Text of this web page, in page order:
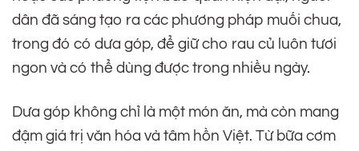
dân đã sáng tạo ra các phương pháp muối chua,
trong đó có dưa góp, để giữ cho rau củ luôn tươi
ngon và có thể dùng được trong nhiều ngày.
Dưa góp không chỉ là một món ăn, mà còn mang
đậm giá trị văn hóa và tâm hồn Việt. Từ bữa cơm